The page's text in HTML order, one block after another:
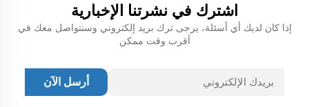
اشترك في نشرتنا الإخبارية
إذا كان لديك أي أسئلة، يرجى ترك بريد إلكتروني وسنتواصل معك في
أقرب وقت ممكن
أرسل الآن